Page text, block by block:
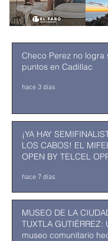
Checo Perez no logra
puntos en Cadillac
hace 3 días
¡YA HAY
LOS CABOS! EL
OPEN BY TELCEL
hace 7 días
MUSEO DE LA
TUXTLA GUTIÉRREZ:
museo comunitario